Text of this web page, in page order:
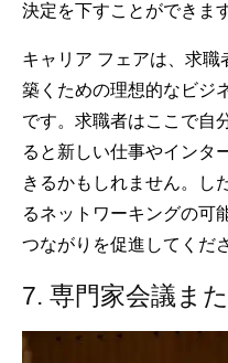
決定を下すことができます
キャリア フェアは、求
築くための理想的なビジ
です。求職者はここで自
ると新しい仕事やインタ
きるかもしれません。し
るネットワーキングの可
つながりを促進してくだ
7. 専門家会議ま